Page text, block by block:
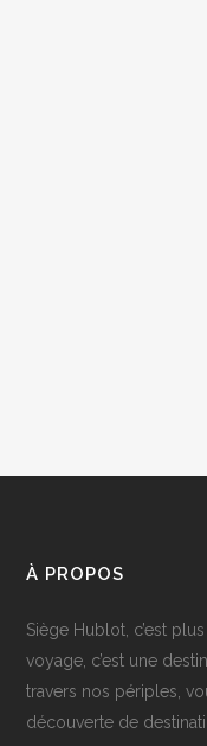
À PROPOS
Siège Hublot, c’est
voyage, c’est une
travers nos périples,
découverte de